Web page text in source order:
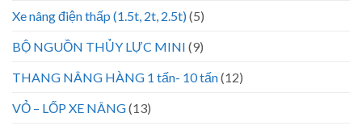
Xe nâng điện thấp (1.5t, 2t, 2.5t)(5)
BỘ NGUỒN THỦY LỰC MINI (9)
THANG NÂNG HÀNG 1 tấn- 10 tấn(12)
VỎ – LỐP XE NÂNG(13)